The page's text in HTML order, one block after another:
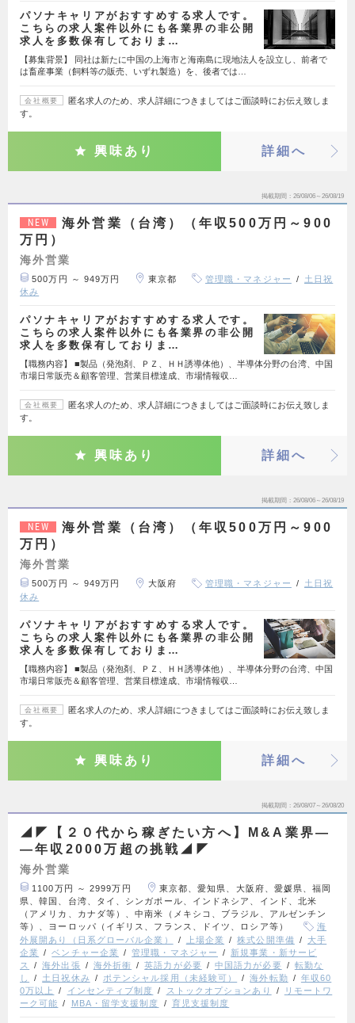
パソナキャリアがおすすめする求人です。
こちらの求人案件以外にも各業界の非公開
求人を多数保有しておりま…
【募集背景】 同社は新たに中国の上海市と海南島に現地法人を設立し、前者で
は畜産事業（飼料等の販売、いずれ製造）を、後者では…
会社概要
匿名求人のため、求人詳細につきましてはご面談時にお伝え致しま
す。
興味あり 詳細へ
掲載期間 26/08/06～26/08/19
NEW
海外営業（台湾）（年収500万円～900
万円）
海外営業
500万円 ～ 949万円 東京都 管理職・マネジャー
土日祝
休み
パソナキャリアがおすすめする求人です。
こちらの求人案件以外にも各業界の非公開
求人を多数保有しておりま…
【職務内容】 ■製品（発泡剤、ＰＺ、ＨＨ誘導体他）、半導体分野の台湾、中国
市場日常販売＆顧客管理、営業目標達成、市場情報収…
会社概要
匿名求人のため、求人詳細につきましてはご面談時にお伝え致しま
す。
興味あり 詳細へ
掲載期間 26/08/06～26/08/19
NEW
海外営業（台湾）（年収500万円～900
万円）
海外営業
500万円 ～ 949万円 大阪府 管理職・マネジャー
土日祝
休み
パソナキャリアがおすすめする求人です。
こちらの求人案件以外にも各業界の非公開
求人を多数保有しておりま…
【職務内容】 ■製品（発泡剤、ＰＺ、ＨＨ誘導体他）、半導体分野の台湾、中国
市場日常販売＆顧客管理、営業目標達成、市場情報収…
会社概要
匿名求人のため、求人詳細につきましてはご面談時にお伝え致しま
す。
興味あり 詳細へ
掲載期間 26/08/07～26/08/20
◢◤【２０代から稼ぎたい方へ】M&A業界―
―年収2000万超の挑戦◢◤
海外営業
1100万円 ～ 2999万円
東京都、愛知県、大阪府、愛媛県、福岡
県、韓国、台湾、タイ、シンガポール、インドネシア、インド、北米
（アメリカ、カナダ等）、中南米（メキシコ、ブラジル、アルゼンチン
等）、ヨーロッパ（イギリス、フランス、ドイツ、ロシア等）
海
外展開あり（日系グローバル企業）
上場企業 株式公開準備
大手
企業
ベンチャー企業 管理職・マネジャー
新規事業・新サービ
ス
海外出張 海外折衝 英語力が必要 中国語力が必要
転勤な
し
土日祝休み ポテンシャル採用（未経験可） 海外転勤
年収60
0万以上
インセンティブ制度 ストックオプションあり
リモートワ
ーク可能
MBA・留学支援制度 育児支援制度